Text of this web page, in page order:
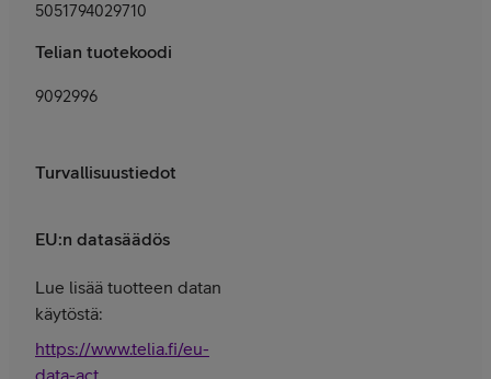
5051794029710
Telian tuotekoodi
9092996
Turvallisuustiedot
EU:n datasäädös
Lue lisää tuotteen datan
käytöstä:
https://www.telia.fi/eu-
data-act